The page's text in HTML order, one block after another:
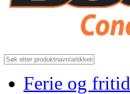
Ferie og fritid